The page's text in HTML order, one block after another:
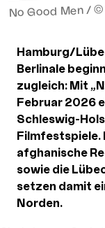
No Good Men /
Hamburg/
Berlinale
zugleich: Mit
Februar 2026
Schleswig-
Filmfestspiele.
afghanische
sowie die
setzen damit
Norden.